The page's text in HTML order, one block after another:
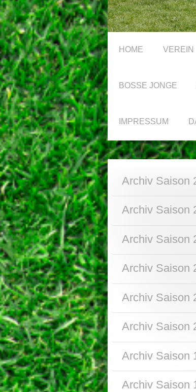
HOME VEREIN
BOSSE JONGE
IMPRESSUM
Archiv Saison
Archiv Saison
Archiv Saison
Archiv Saison
Archiv Saison
Archiv Saison
Archiv Saison
Archiv Saison